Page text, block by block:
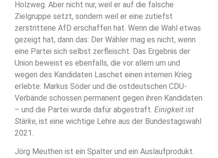
Holzweg. Aber nicht nur, weil er auf die falsche
Zielgruppe setzt, sondern weil er eine zutiefst
zerstrittene AfD erschaffen hat. Wenn die Wahl etwas
gezeigt hat, dann das: Der Wähler mag es nicht, wenn
eine Partei sich selbst zerfleischt. Das Ergebnis der
Union beweist es ebenfalls, die vor allem um und
wegen des Kandidaten Laschet einen internen Krieg
erlebte: Markus Söder und die ostdeutschen CDU-
Verbände schossen permanent gegen ihren Kandidaten
– und die Partei wurde dafür abgestraft. Einigkeit ist
Stärke, ist eine wichtige Lehre aus der Bundestagswahl
2021.
Jörg Meuthen ist ein Spalter und ein Auslaufprodukt.